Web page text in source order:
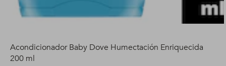
Acondicionador Baby Dove Humectación Enriquecida
200 ml